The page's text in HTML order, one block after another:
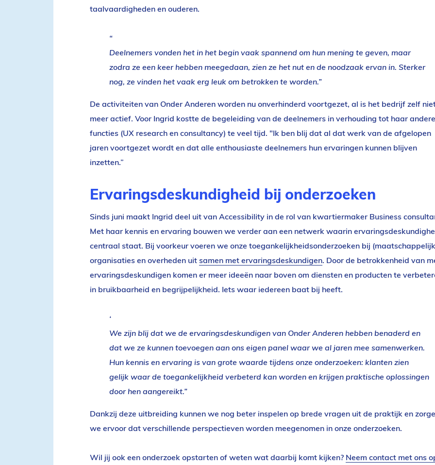
taalvaardigheden en ouderen.
Deelnemers vonden het in het begin vaak spannend om hun mening te geven, maar
zodra ze een keer hebben meegedaan, zien ze het nut en de noodzaak ervan in. Sterker
nog, ze vinden het vaak erg leuk om betrokken te worden.”
De activiteiten van Onder Anderen worden nu onverhinderd voortgezet, al is het bedrijf zelf
meer actief. Voor Ingrid kostte de begeleiding van de deelnemers in verhouding tot haar andere
functies (UX researchen consultancy) te veel tijd. "Ik ben blij dat al dat werk van de afgelopen
jaren voortgezet wordt en dat alle enthousiaste deelnemers hun ervaringen kunnen blijven
inzetten.”
Ervaringsdeskundigheid bij onderzoeken
Sinds juni maakt Ingrid deel uit van Accessibility in de rol van kwartiermaker Business
Met haar kennis en ervaring bouwen we verder aan een netwerk waarin
centraal staat. Bij voorkeur voeren we onze toegankelijkheidsonderzoeken bij
organisaties en overheden uit samen met ervaringsdeskundigen. Door de betrokkenheid van
ervaringsdeskundigen komen er meer ideeën naar boven om diensten en producten te
in bruikbaarheid en begrijpelijkheid. Iets waar iedereen baat bij heeft.
We zijn blij dat we de ervaringsdeskundigen van Onder Anderen hebben benaderd en
dat we ze kunnen toevoegen aan ons eigen panel waar we al jaren mee samenwerken.
Hun kennis en ervaring is van grote waarde tijdens onze onderzoeken: klanten zien
gelijk waar de toegankelijkheid verbeterd kan worden en krijgen praktische oplossingen
door hen aangereikt.”
Dankzij deze uitbreiding kunnen we nog beter inspelen op brede vragen uit de praktijk en
we ervoor dat verschillende perspectieven worden meegenomen in onze onderzoeken.
Wil jij ook een onderzoek opstarten of weten wat daarbij komt kijken? Neem contact met ons